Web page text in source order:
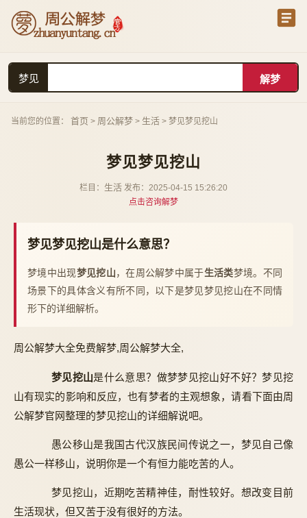
梦见
当前您的位置： 首页 > 周公解梦 > 生活 > 梦见梦见挖山
梦见梦见挖山
栏目： 生活 发布：2025-04-15 15:26:20
点击咨询解梦
梦见梦见挖山是什么意思？
梦境中出现梦见挖山，在周公解梦中属于生活类梦境。不同
场景下的具体含义有所不同，以下是梦见梦见挖山在不同情
形下的详细解析。
周公解梦大全免费解梦,周公解梦大全,
梦见挖山是什么意思？做梦梦见挖山好不好？梦见挖
山有现实的影响和反应，也有梦者的主观想象，请看下面由周
公解梦官网整理的梦见挖山的详细解说吧。
愚公移山是我国古代汉族民间传说之一，梦见自己像
愚公一样移山，说明你是一个有恒力能吃苦的人。
梦见挖山，近期吃苦精神佳，耐性较好。想改变目前
生活现状，但又苦于没有很好的方法。